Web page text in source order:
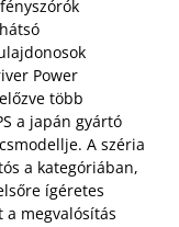
Power
több
a japán gyártó
A széria
a kategóriában,
ígéretes
megvalósítás